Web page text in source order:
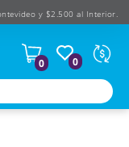
y $2.500 al Interior.
Según
$
0
0